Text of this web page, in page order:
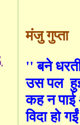
मंजु गुप्ता
''बने
उस पल
कह न पाई
विदा हो